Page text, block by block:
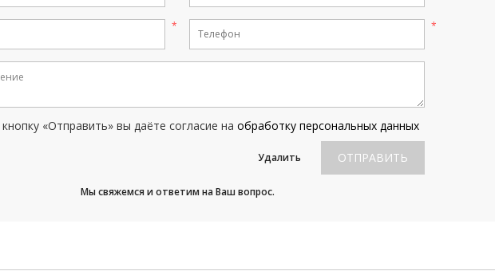
«Отправить» вы даёте согласие на обработку персональных данных
Удалить ОТПРАВИТЬ
Мы свяжемся и ответим на Ваш вопрос.